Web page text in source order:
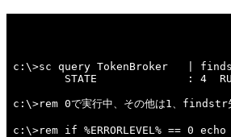
c:\>sc query TokenBroker   |
STATE              : 4
c:\>rem 0で実行中、その他は1、findstr
c:\>rem if %ERRORLEVEL% == 0 echo